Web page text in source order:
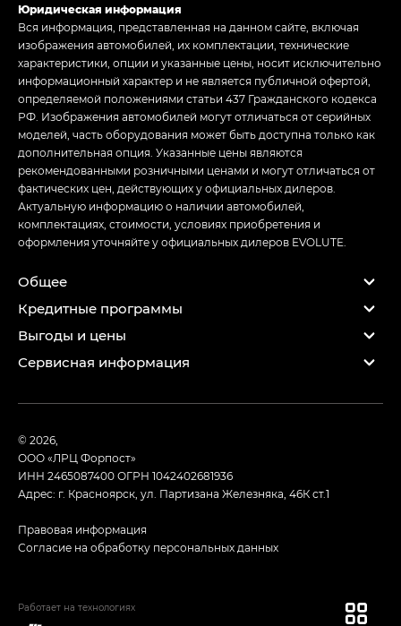
Юридическая информация
Вся информация, представленная на данном сайте, включая
изображения автомобилей, их комплектации, технические
характеристики, опции и указанные цены, носит исключительно
информационный характер и не является публичной офертой,
определяемой положениями статьи 437 Гражданского кодекса
РФ. Изображения автомобилей могут отличаться от серийных
моделей, часть оборудования может быть доступна только как
дополнительная опция. Указанные цены являются
рекомендованными розничными ценами и могут отличаться от
фактических цен, действующих у официальных дилеров.
Актуальную информацию о наличии автомобилей,
комплектациях, стоимости, условиях приобретения и
оформления уточняйте у официальных дилеров EVOLUTE.
Общее
Кредитные программы
Выгоды и цены
Сервисная информация
© 2026,
ООО «ЛРЦ Форпост»
ИНН 2465087400ОГРН 1042402681936
Адрес: г. Красноярск, ул. Партизана Железняка, 46К ст.1
Правовая информация
Согласие на обработку персональных данных
Работает на технологиях